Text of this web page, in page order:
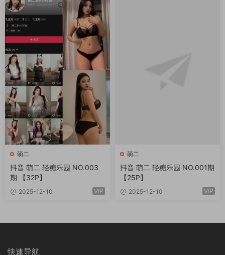
萌二
抖音 萌二 轻糖乐园 NO.003
期 【32P】
2025-12-10 VIP
萌二
抖音 萌二 轻糖乐园 NO.001期
【25P】
2025-12-10 VIP
快速导航